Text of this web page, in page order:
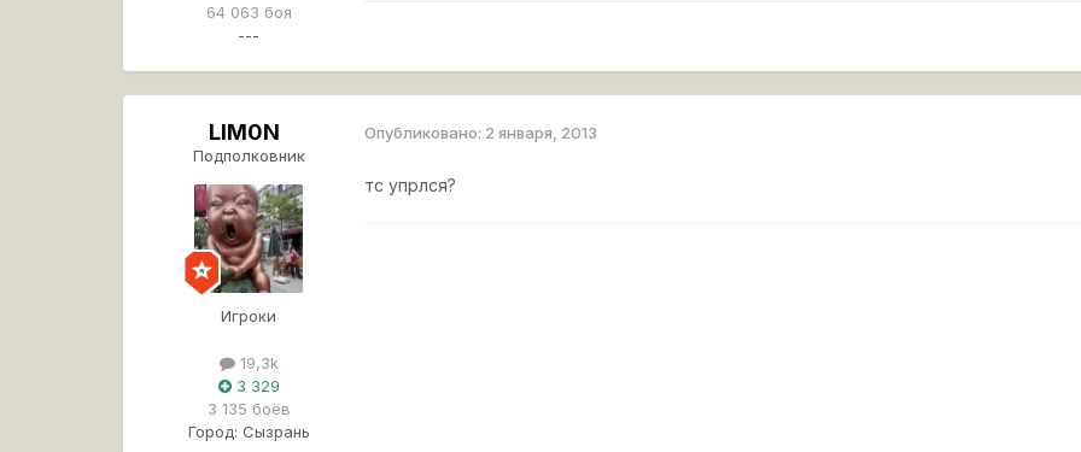
64 063 боя
---
LlM0N
Подполковник
Игроки
19,3k
3 329
3 135 боёв
Город: Сызрань
Опубликовано: 2 января, 2013
тс упрлся?